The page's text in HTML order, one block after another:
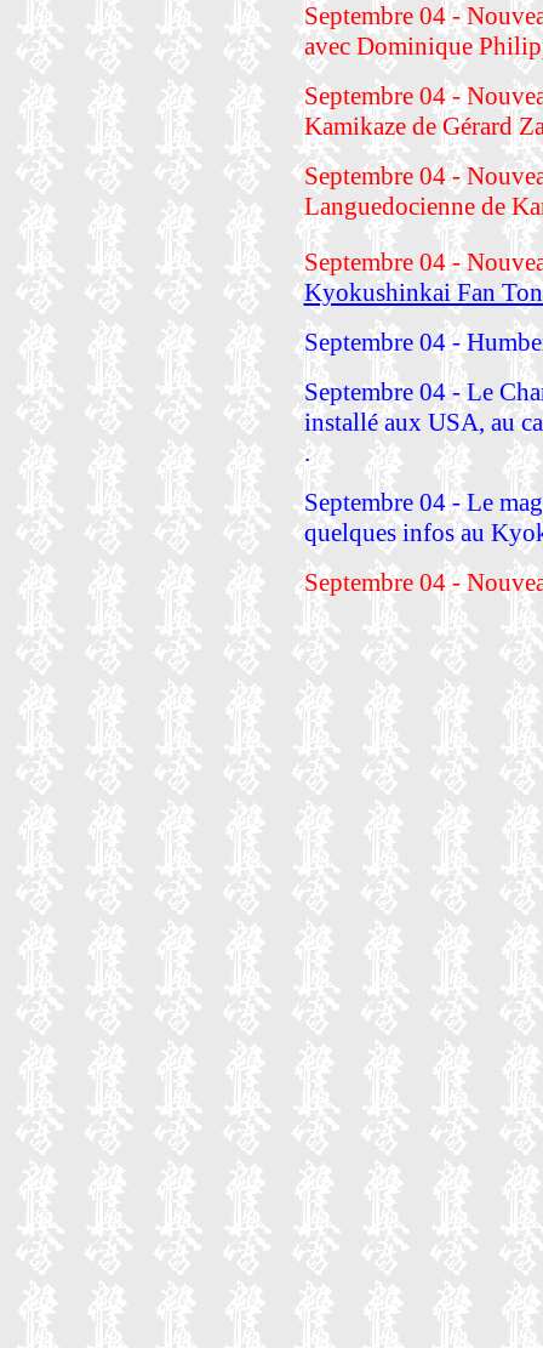
Septembre 04 -
avec Dominique
Septembre 04 -
Kamikaze de Gérard
Septembre 04 -
Languedocienne de
Septembre 04 -
Kyokushinkai Fan
Septembre 04 -
Septembre 04 - Le
installé aux USA, au
.
Septembre 04 - Le
quelques infos au
Septembre 04 -